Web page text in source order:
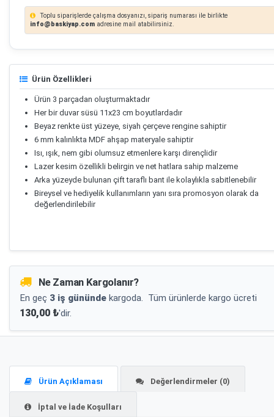
Toplu siparişlerde çalışma dosyanızı, sipariş numarası ile birlikte
info@baskiyap.com adresine mail atabilirsiniz.
Ürün Özellikleri
Ürün 3 parçadan oluşturmaktadır
Her bir duvar süsü 11x23 cm boyutlardadır
Beyaz renkte üst yüzeye, siyah çerçeve rengine sahiptir
6 mm kalınlıkta MDF ahşap materyale sahiptir
Isı, ışık, nem gibi olumsuz etmenlere karşı dirençlidir
Lazer kesim özellikli belirgin ve net hatlara sahip malzeme
Arka yüzeyde bulunan çift taraflı bant ile kolaylıkla sabitlenebilir
Bireysel ve hediyelik kullanımların yanı sıra promosyon olarak da
değerlendirilebilir
Ne Zaman Kargolanır?
En geç 3 iş gününde kargoda. Tüm ürünlerde kargo ücreti
130,00 ₺'dir.
Ürün Açıklaması Değerlendirmeler (0)
İptal ve İade Koşulları